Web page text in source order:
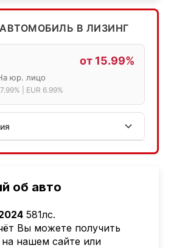
об авто
581лс.
Вы можете получить
на нашем сайте или
В ЛИЗИНГ
от 15.99%
юр. лицо
| EUR 6.99%
USD 7.99% | EUR 6.99%
"Проще простого" 18.9%